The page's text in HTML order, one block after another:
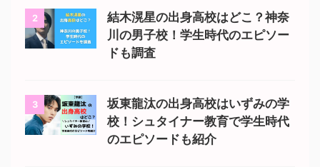
2
結木滉星の出身高校はどこ？神奈
川の男子校！学生時代のエピソー
ドも調査
3
坂東龍汰の出身高校はいずみの学
校！シュタイナー教育で学生時代
のエピソードも紹介